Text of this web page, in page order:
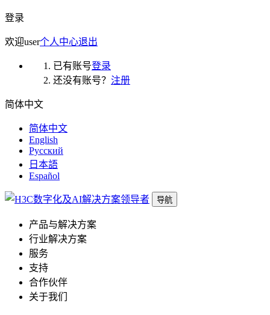
登录
欢迎user个人中心退出
已有账号登录
还没有账号？ 注册
简体中文
简体中文
English
Русский
日本語
Español
导航
产品与解决方案
行业解决方案
服务
支持
合作伙伴
关于我们